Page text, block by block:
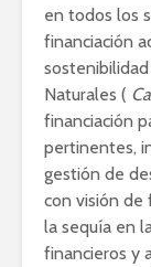
en todos los
financiación
Naturales (
financiación
pertinentes,
gestión de
con visión de
la sequía en
financieros y